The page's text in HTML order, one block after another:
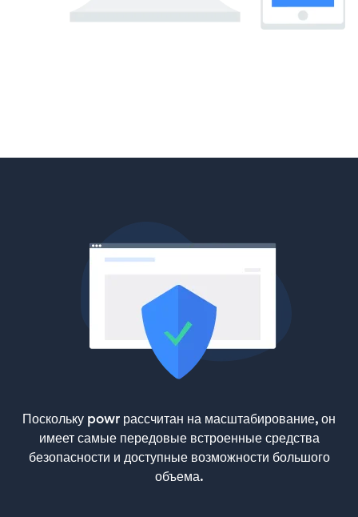
Поскольку powr рассчитан на масштабирование, он
имеет самые передовые встроенные средства
безопасности и доступные возможности большого
объема.